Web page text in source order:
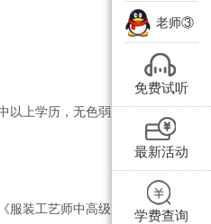
以上学历，无色弱人员
服装工艺师中高级》
老师③
免费试听
最新活动
学费查询